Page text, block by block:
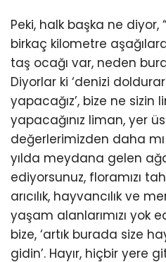
Peki, halk başka ne
birkaç kilometre
taş ocağı var, neden
Diyorlar ki ‘denizi
yapacağız’, bize ne sizin
yapacağınız liman, yer
değerlerimizden daha
yılda meydana gelen
ediyorsunuz, floramızı
arıcılık, hayvancılık ve
yaşam alanlarımızı yok
bize, ‘artık burada size
gidin’. Hayır, hiçbir yere